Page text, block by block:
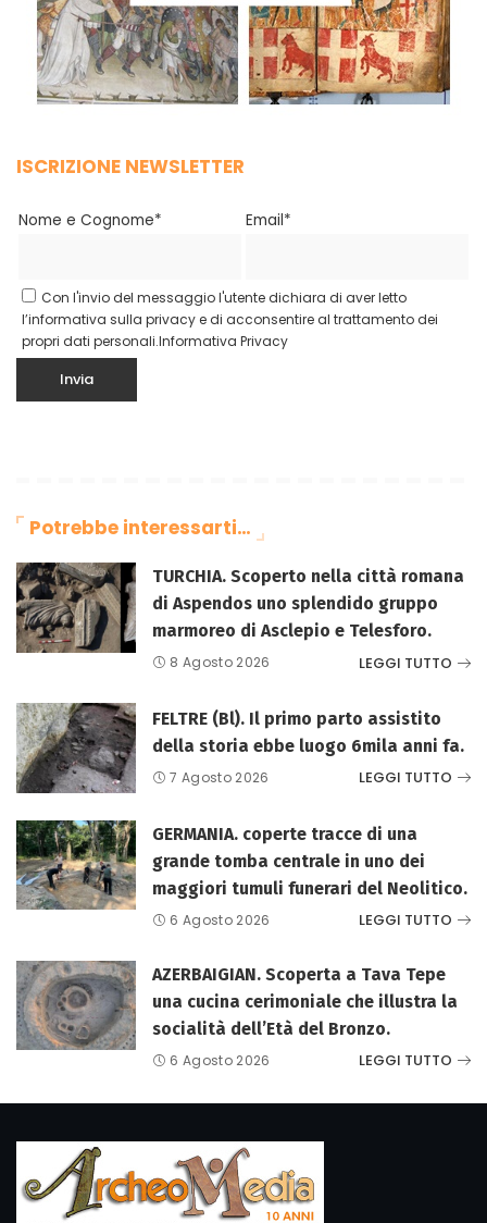
ISCRIZIONE NEWSLETTER
Nome e Cognome* Email*
Con l'invio del messaggio l'utente dichiara di aver letto
l’informativa sulla privacy e di acconsentire al trattamento dei
propri dati personali.Informativa Privacy
Potrebbe interessarti…
TURCHIA. Scoperto nella città romana
di Aspendos uno splendido gruppo
marmoreo di Asclepio e Telesforo.
8 Agosto 2026 LEGGI TUTTO
FELTRE (Bl). Il primo parto assistito
della storia ebbe luogo 6mila anni fa.
7 Agosto 2026 LEGGI TUTTO
GERMANIA. coperte tracce di una
grande tomba centrale in uno dei
maggiori tumuli funerari del Neolitico.
6 Agosto 2026 LEGGI TUTTO
AZERBAIGIAN. Scoperta a Tava Tepe
una cucina cerimoniale che illustra la
socialità dell’Età del Bronzo.
6 Agosto 2026 LEGGI TUTTO